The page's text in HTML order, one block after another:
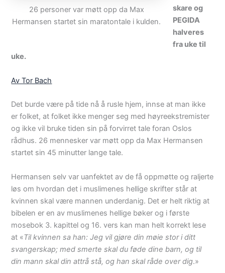
26 personer var møtt opp da Max
Hermansen startet sin maratontale i kulden.
skare og
PEGIDA
halveres
fra uke til
uke.
Av Tor Bach
Det burde være på tide nå å rusle hjem, innse at man ikke
er folket, at folket ikke menger seg med høyreekstremister
og ikke vil bruke tiden sin på forvirret tale foran Oslos
rådhus. 26 mennesker var møtt opp da Max Hermansen
startet sin 45 minutter lange tale.
Hermansen selv var uanfektet av de få oppmøtte og raljerte
løs om hvordan det i muslimenes hellige skrifter står at
kvinnen skal være mannen underdanig. Det er helt riktig at
bibelen er en av muslimenes hellige bøker og i første
mosebok 3. kapittel og 16. vers kan man helt korrekt lese
at «Til kvinnen sa han: Jeg vil gjøre din møie stor i ditt
svangerskap; med smerte skal du føde dine barn, og til
din mann skal din attrå stå, og han skal råde over dig.»